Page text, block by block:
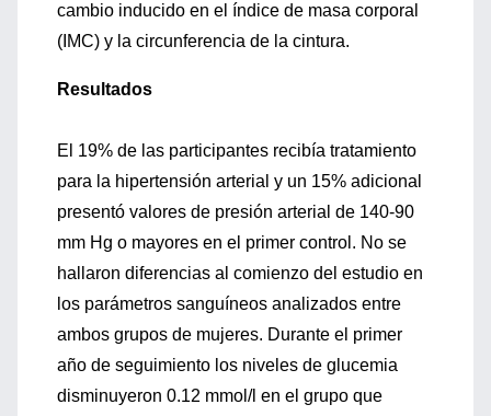
cambio inducido en el índice de masa corporal
(IMC) y la circunferencia de la cintura.
Resultados
El 19% de las participantes recibía tratamiento
para la hipertensión arterial y un 15% adicional
presentó valores de presión arterial de 140-90
mm Hg o mayores en el primer control. No se
hallaron diferencias al comienzo del estudio en
los parámetros sanguíneos analizados entre
ambos grupos de mujeres. Durante el primer
año de seguimiento los niveles de glucemia
disminuyeron 0.12 mmol/l en el grupo que